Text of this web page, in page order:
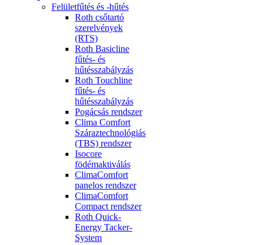
Felületfűtés és -hűtés
Roth csőtartó
szerelvények
(RTS)
Roth Basicline
fűtés- és
hűtésszabályzás
Roth Touchline
fűtés- és
hűtésszabályzás
Pogácsás rendszer
Clima Comfort
Száraztechnológiás
(TBS) rendszer
Isocore
födémaktiválás
ClimaComfort
panelos rendszer
ClimaComfort
Compact rendszer
Roth Quick-
Energy Tacker-
System